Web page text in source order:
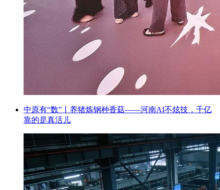
中原有“数”丨养猪炼钢种香菇——河南AI不炫技，千亿
靠的是真活儿